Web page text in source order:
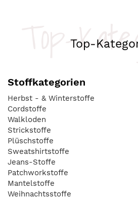
Top-
Top-
Stoffkategorien
Herbst - & Winterstoffe
Cordstoffe
Walkloden
Strickstoffe
Plüschstoffe
Sweatshirtstoffe
Jeans-Stoffe
Patchworkstoffe
Mantelstoffe
Weihnachtsstoffe